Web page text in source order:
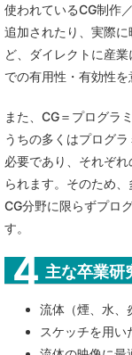
使われているCG制作
追加されたり、実際
ど、ダイレクトに産
での有用性・有効性を
また、CG＝プログラ
うちの多くはプログ
必要であり、それぞ
られます。そのため
CG分野に限らずプロ
す。
主な卒業研
流体（煙、水、
スケッチを用